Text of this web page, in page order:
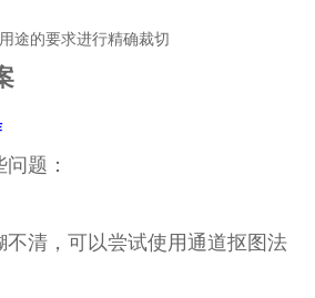
途的要求进行精确裁切
题：
清，可以尝试使用通道抠图法